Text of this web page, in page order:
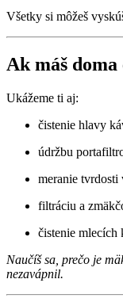
Všetky si môžeš
Ak máš
Ukážeme ti aj:
čistenie hlavy
údržbu
meranie tvrdosti
filtráciu a
čistenie mlecích
Naučíš sa, prečo je
nezavápnil.